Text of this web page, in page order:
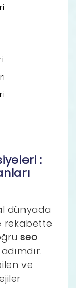
:
dünyada
rekabette
seo
ve